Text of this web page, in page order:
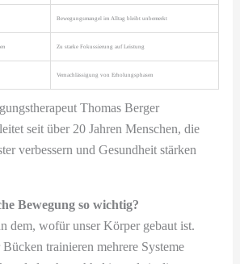
Bewegungsmangel im Alltag bleibt unbemerkt
Zu starke Fokussierung auf Leistung
Vernachlässigung von Erholungsphasen
Thomas Berger
seit über 20 Jahren Menschen, die
verbessern und Gesundheit stärken
Bewegung so wichtig?
dem, wofür unser Körper gebaut ist.
trainieren mehrere Systeme